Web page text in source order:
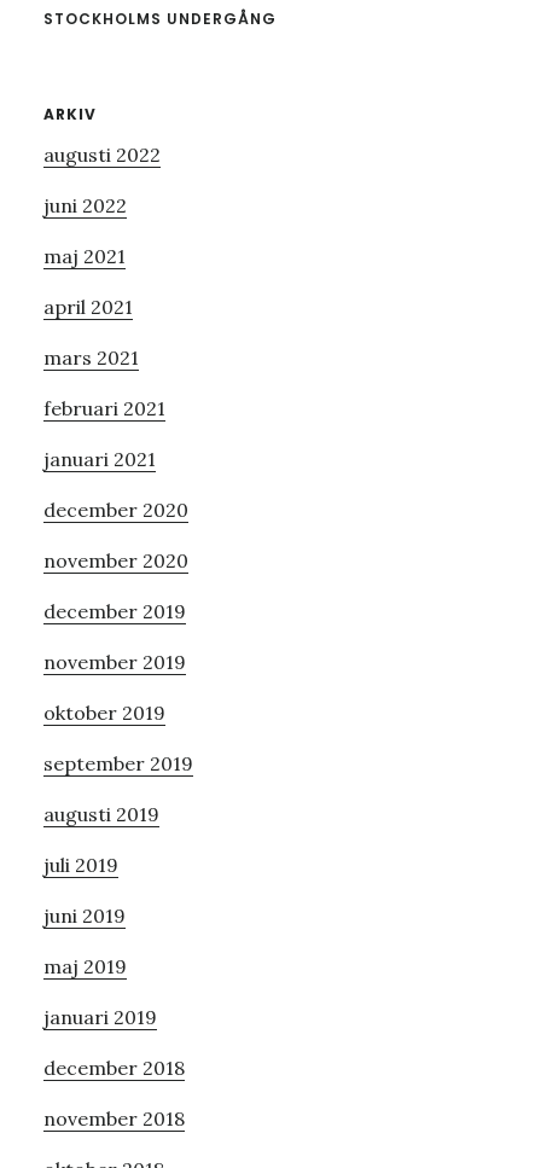
STOCKHOLMS UNDERGÅNG
Primärt
sidofält
ARKIV
augusti 2022
juni 2022
maj 2021
april 2021
mars 2021
februari 2021
januari 2021
december 2020
november 2020
december 2019
november 2019
oktober 2019
september 2019
augusti 2019
juli 2019
juni 2019
maj 2019
januari 2019
december 2018
november 2018